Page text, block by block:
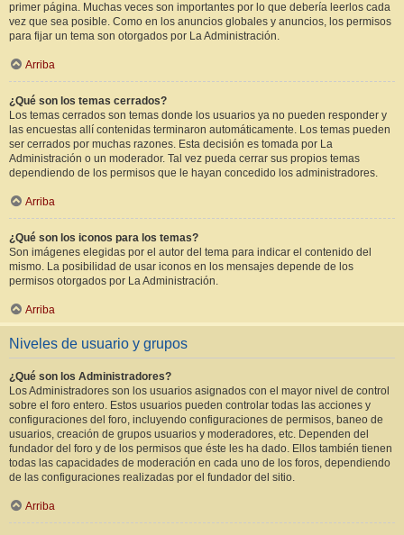
primer página. Muchas veces son importantes por lo que debería leerlos cada
vez que sea posible. Como en los anuncios globales y anuncios, los permisos
para fijar un tema son otorgados por La Administración.
Arriba
¿Qué son los temas cerrados?
Los temas cerrados son temas donde los usuarios ya no pueden responder y
las encuestas allí contenidas terminaron automáticamente. Los temas pueden
ser cerrados por muchas razones. Esta decisión es tomada por La
Administración o un moderador. Tal vez pueda cerrar sus propios temas
dependiendo de los permisos que le hayan concedido los administradores.
Arriba
¿Qué son los iconos para los temas?
Son imágenes elegidas por el autor del tema para indicar el contenido del
mismo. La posibilidad de usar iconos en los mensajes depende de los
permisos otorgados por La Administración.
Arriba
Niveles de usuario y grupos
¿Qué son los Administradores?
Los Administradores son los usuarios asignados con el mayor nivel de control
sobre el foro entero. Estos usuarios pueden controlar todas las acciones y
configuraciones del foro, incluyendo configuraciones de permisos, baneo de
usuarios, creación de grupos usuarios y moderadores, etc. Dependen del
fundador del foro y de los permisos que éste les ha dado. Ellos también tienen
todas las capacidades de moderación en cada uno de los foros, dependiendo
de las configuraciones realizadas por el fundador del sitio.
Arriba